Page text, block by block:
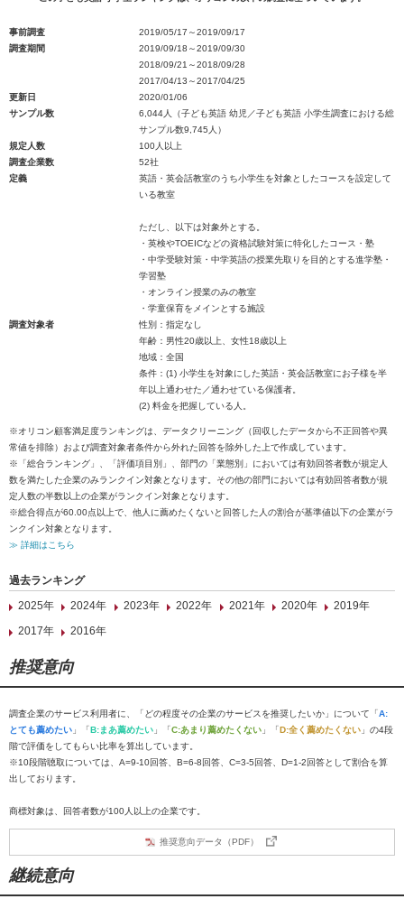
事前調査
2019/05/17～2019/09/17
調査期間
2019/09/18～2019/09/30
2018/09/21～2018/09/28
2017/04/13～2017/04/25
更新日
2020/01/06
サンプル数
6,044人（子ども英語 幼児／子ども英語 小学生調査における総
サンプル数9,745人）
規定人数
100人以上
調査企業数
52社
定義
英語・英会話教室のうち小学生を対象としたコースを設定して
いる教室
ただし、以下は対象外とする。
・英検やTOEICなどの資格試験対策に特化したコース・塾
・中学受験対策・中学英語の授業先取りを目的とする進学塾・
学習塾
・オンライン授業のみの教室
・学童保育をメインとする施設
調査対象者
性別：指定なし
年齢：男性20歳以上、女性18歳以上
地域：全国
条件：(1) 小学生を対象にした英語・英会話教室にお子様を半
年以上通わせた／通わせている保護者。
(2) 料金を把握している人。
※オリコン顧客満足度ランキングは、データクリーニング（回収したデータから不正回答や異
常値を排除）および調査対象者条件から外れた回答を除外した上で作成しています。
※「総合ランキング」、「評価項目別」、部門の「業態別」においては有効回答者数が規定人
数を満たした企業のみランクイン対象となります。その他の部門においては有効回答者数が規
定人数の半数以上の企業がランクイン対象となります。
※総合得点が60.00点以上で、他人に薦めたくないと回答した人の割合が基準値以下の企業がラ
ンクイン対象となります。
≫ 詳細はこちら
過去ランキング
2025年
2024年 2023年 2022年 2021年 2020年
2019年
2017年
2016年
推奨意向
調査企業のサービス利用者に、「どの程度その企業のサービスを推奨したいか」について「A:
とても薦めたい 」「B:まあ薦めたい 」「C:あまり薦めたくない 」「D:全く薦めたくない 」の4段
階で評価をしてもらい比率を算出しています。
※10段階聴取については、A=9-10回答、B=6-8回答、C=3-5回答、D=1-2回答として割合を算
出しております。
商標対象は、回答者数が100人以上の企業です。
推奨意向データ（PDF）
継続意向